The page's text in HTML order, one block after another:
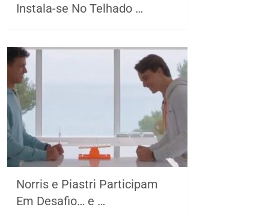
Instala-se No Telhado …
Norris e Piastri Participam
Em Desafio… e …